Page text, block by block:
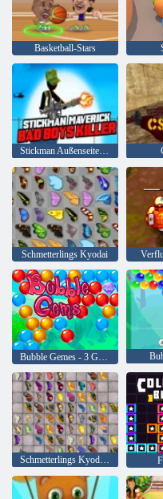
Basketball-Stars
Schmetterlings Kyodai
Bubble Gemes - 3 Gewinnt
Schmetterlings Kyodai HD